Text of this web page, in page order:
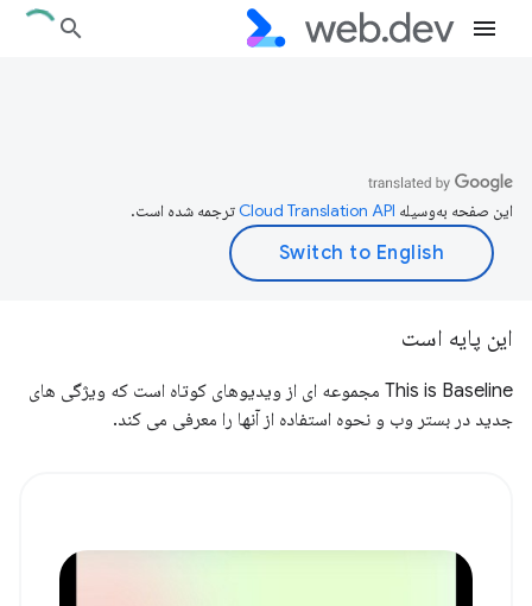
این صفحه به‌وسیله ترجمه شده است.
این پایه است
This is Baseline مجموعه ای از ویدیوهای کوتاه است که ویژگی های
جدید در بستر وب و نحوه استفاده از آنها را معرفی می کند.